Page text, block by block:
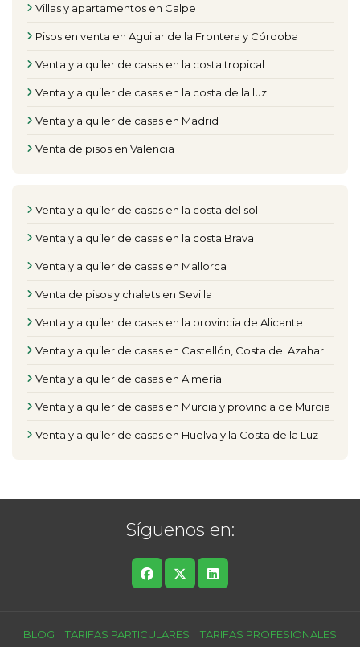
Villas y apartamentos en Calpe
Pisos en venta en Aguilar de la Frontera y Córdoba
Venta y alquiler de casas en la costa tropical
Venta y alquiler de casas en la costa de la luz
Venta y alquiler de casas en Madrid
Venta de pisos en Valencia
Venta y alquiler de casas en la costa del sol
Venta y alquiler de casas en la costa Brava
Venta y alquiler de casas en Mallorca
Venta de pisos y chalets en Sevilla
Venta y alquiler de casas en la provincia de Alicante
Venta y alquiler de casas en Castellón, Costa del Azahar
Venta y alquiler de casas en Almería
Venta y alquiler de casas en Murcia y provincia de Murcia
Venta y alquiler de casas en Huelva y la Costa de la Luz
Síguenos en:
BLOG TARIFAS PARTICULARES TARIFAS PROFESIONALES